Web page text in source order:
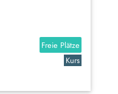
Freie Plätze
Kurs